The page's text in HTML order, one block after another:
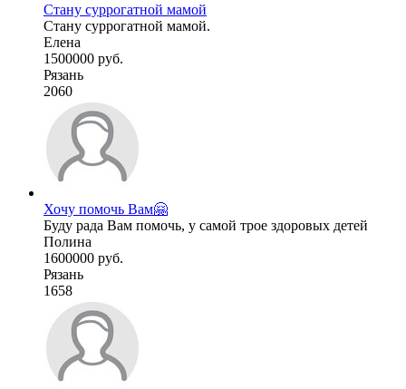
Стану суррогатной мамой
Стану суррогатной мамой.
Елена
1500000 руб.
Рязань
2060
Хочу помочь Вам🤗
Буду рада Вам помочь, у самой трое здоровых детей
Полина
1600000 руб.
Рязань
1658